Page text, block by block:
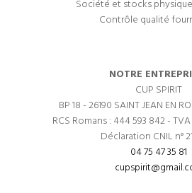
Société et stocks
Contrôle qualité
NOTRE
CUP SPIRIT
BP 18 - 26190 SAINT JEAN EN
RCS Romans : 444 593 842 -
Déclaration CNIL n°
04 75 47 35 81